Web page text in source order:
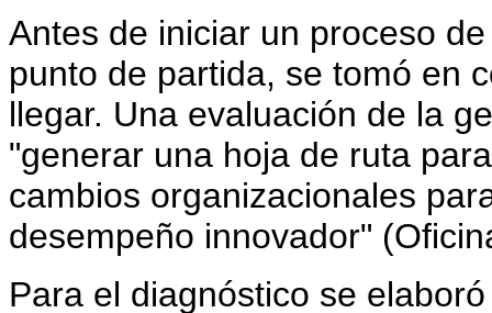
Antes de iniciar un proceso
punto de partida, se tomó en
llegar. Una evaluación de la
"generar una hoja de ruta
cambios organizacionales
desempeño innovador"
Para el diagnóstico se